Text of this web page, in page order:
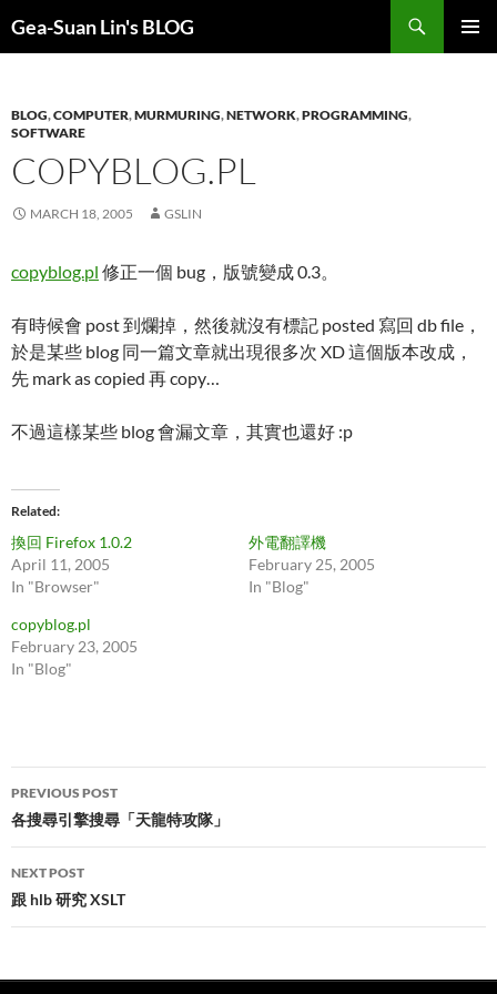
Gea-Suan Lin's BLOG
BLOG,COMPUTER,MURMURING,NETWORK,PROGRAMMING,
SOFTWARE
COPYBLOG.PL
MARCH 18, 2005 GSLIN
copyblog.pl 修正一個 bug，版號變成 0.3。
有時候會 post 到爛掉，然後就沒有標記 posted 寫回 db file，
於是某些 blog 同一篇文章就出現很多次 XD 這個版本改成，
先 mark as copied 再 copy…
不過這樣某些 blog 會漏文章，其實也還好 :p
Related
換回 Firefox 1.0.2
April 11, 2005
In "Browser"
外電翻譯機
February 25, 2005
In "Blog"
copyblog.pl
February 23, 2005
In "Blog"
Post
navigation
PREVIOUS POST
各搜尋引擎搜尋「天龍特攻隊」
NEXT POST
跟 hlb 研究 XSLT